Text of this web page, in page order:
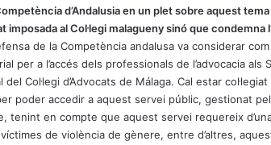
d’Andalusia en un plet sobre aquest
imposada al Col·legi malagueny sinó que condemna
de la Competència andalusa va considerar
per a l’accés dels professionals de l’advocacia als
del Col·legi d’Advocats de Málaga. Cal estar
poder accedir a aquest servei públic, gestionat pels
tenint en compte que aquest servei requereix
de violència de gènere, entre d’altres,